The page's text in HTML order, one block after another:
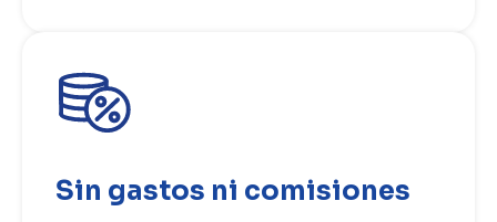
Sin gastos ni comisiones